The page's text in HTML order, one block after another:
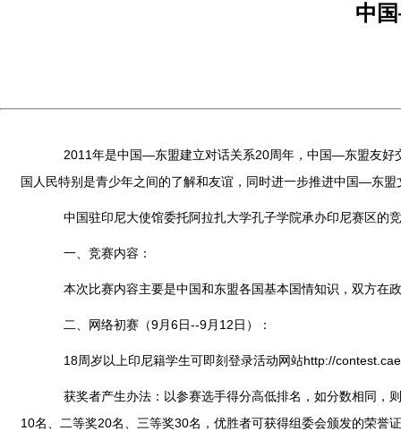
中
2011年是中国—东盟建立对话关系20周年，中国—东盟友好交
国人民特别是青少年之间的了解和友谊，同时进一步推进中国—东盟
中国驻印尼大使馆委托阿拉扎大学孔子学院承办印尼赛区的
一、竞赛内容：
本次比赛内容主要是中国和东盟各国基本国情知识，双方在
二、网络初赛（9月6日--9月12日）：
18周岁以上印尼籍学生可即刻登录活动网站http://
获奖者产生办法：以参赛选手得分高低排名，如分数相同，则
10名、二等奖20名、三等奖30名，优胜者可获得组委会颁发的荣誉